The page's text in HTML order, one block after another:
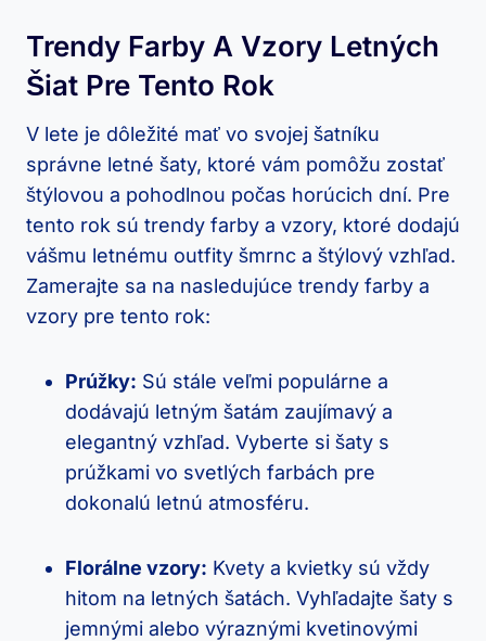
Trendy Farby A Vzory Letných
Šiat Pre Tento Rok
V lete je dôležité mať vo svojej šatníku
správne letné šaty, ktoré vám pomôžu zostať
štýlovou a pohodlnou počas horúcich dní. Pre
tento rok sú trendy farby a vzory, ktoré dodajú
vášmu letnému outfity šmrnc a štýlový vzhľad.
Zamerajte sa na nasledujúce trendy farby a
vzory pre tento rok:
Prúžky: Sú stále veľmi populárne a
dodávajú letným šatám zaujímavý a
elegantný vzhľad. Vyberte si šaty s
prúžkami vo svetlých farbách pre
dokonalú letnú atmosféru.
Florálne vzory: Kvety a kvietky sú vždy
hitom na letných šatách. Vyhľadajte šaty s
jemnými alebo výraznými kvetinovými